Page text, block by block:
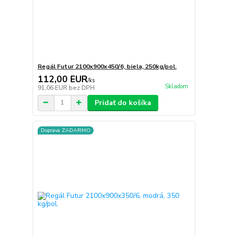
Regál Futur 2100x900x450/6, biela, 250kg/pol.
112,00 EUR/ks
91,06 EUR bez DPH Skladom
Pridať do košíka
Doprava ZADARMO